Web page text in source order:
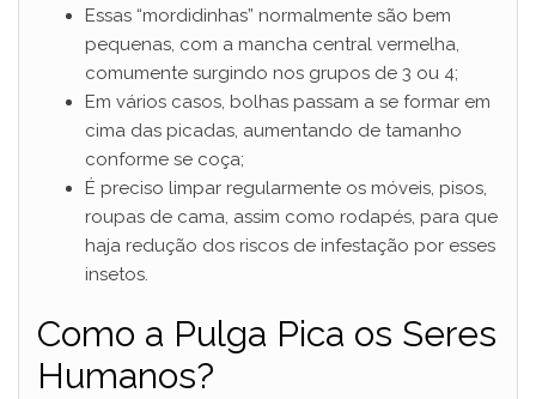
Essas “mordidinhas” normalmente são bem
pequenas, com a mancha central vermelha,
comumente surgindo nos grupos de 3 ou 4;
Em vários casos, bolhas passam a se formar em
cima das picadas, aumentando de tamanho
conforme se coça;
É preciso limpar regularmente os móveis, pisos,
roupas de cama, assim como rodapés, para que
haja redução dos riscos de infestação por esses
insetos.
Como a Pulga Pica os Seres
Humanos?